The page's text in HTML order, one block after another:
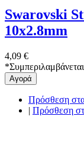
Swarovski
10x2.8mm
4,09 €
*
Αγορά
Πρόσθεση
| Πρόσθεση